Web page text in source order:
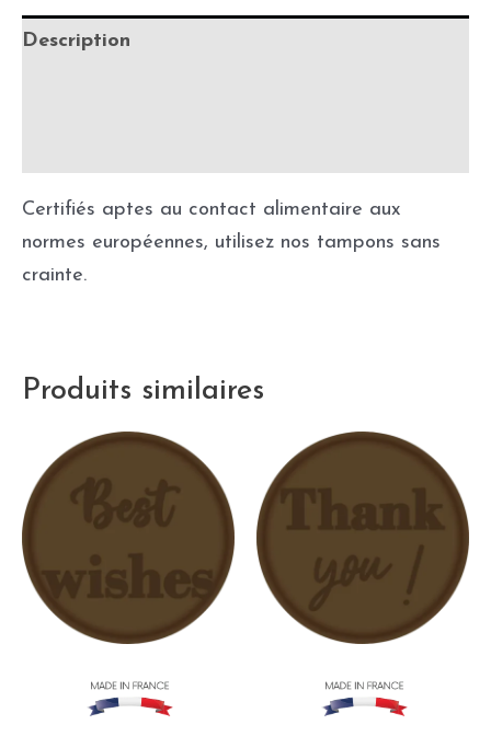
Description
Certifiés aptes au contact alimentaire aux
normes européennes, utilisez nos tampons sans
crainte.
Produits similaires